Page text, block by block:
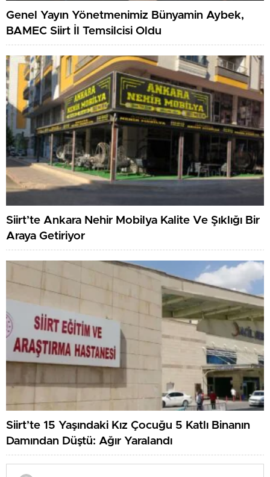
Genel Yayın Yönetmenimiz Bünyamin Aybek,
BAMEC Siirt İl Temsilcisi Oldu
Siirt’te Ankara Nehir Mobilya Kalite Ve Şıklığı Bir
Araya Getiriyor
Siirt’te 15 Yaşındaki Kız Çocuğu 5 Katlı Binanın
Damından Düştü: Ağır Yaralandı